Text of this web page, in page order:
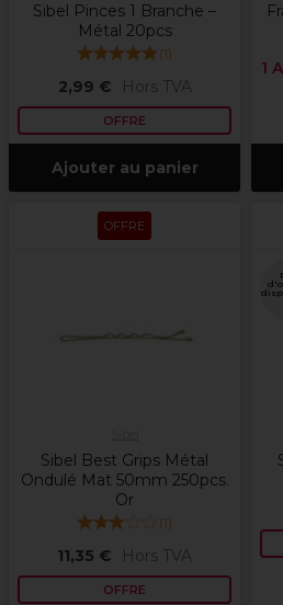
Sibel Pinces 1 Branche –
Métal 20pcs
(1)
2,99 € Hors TVA
OFFRE
Ajouter au panier
1
OFFRE
Sibel Best Grips Métal
Ondulé Mat 50mm 250pcs.
Or
(1)
11,35 € Hors TVA
OFFRE